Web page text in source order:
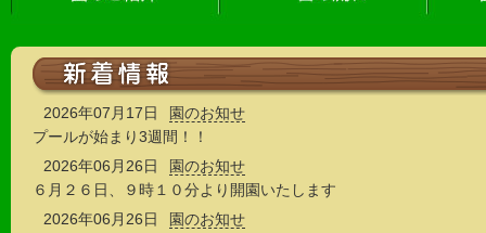
2026年07月17日
園のお知せ
プールが始まり3週間！！
2026年06月26日
園のお知せ
６月２６日、９時１０分より開園いたします
2026年06月26日
園のお知せ